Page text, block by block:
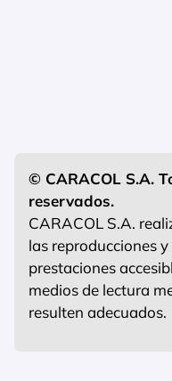
© CARACOL S.A.
reservados.
CARACOL S.A.
las reproducciones
prestaciones
medios de lectura
resulten adecuados.